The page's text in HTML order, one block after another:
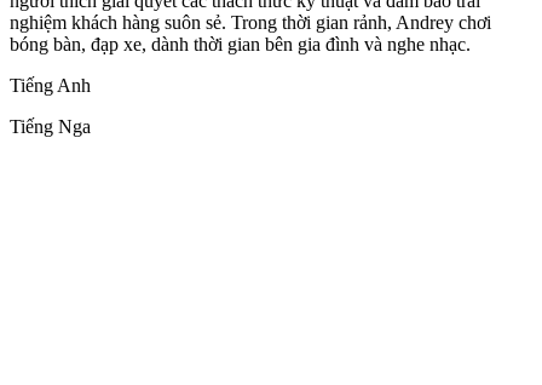
nghiệm khách hàng suôn sẻ. Trong thời gian rảnh, Andrey chơi
bóng bàn, đạp xe, dành thời gian bên gia đình và nghe nhạc.
Tiếng Anh
Tiếng Nga